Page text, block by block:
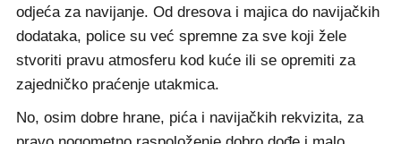
odjeća za navijanje. Od dresova i majica do navijačkih
dodataka, police su već spremne za sve koji žele
stvoriti pravu atmosferu kod kuće ili se opremiti za
zajedničko praćenje utakmica.
No, osim dobre hrane, pića i navijačkih rekvizita, za